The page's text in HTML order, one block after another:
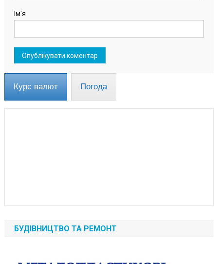
Ім'я
Курс валют Погода
БУДІВНИЦТВО ТА РЕМОНТ